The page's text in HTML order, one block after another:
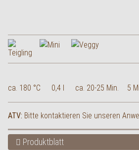
ca. 180 °C 0,4 l ca. 20-25 Min. 5
ATV: Bitte kontaktieren Sie unseren
Produktblatt